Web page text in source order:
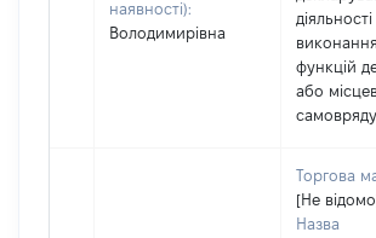
наявності):
Володимирівна
діяльності
виконання
функцій
або
Торгова
[Не
Назва